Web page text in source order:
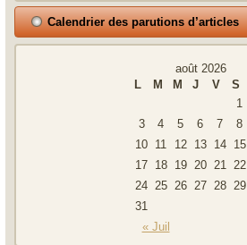
Calendrier des parutions d’articles
août 2026
L
M M J V S
« Juil
1
3
4 5 6 7 8
10 11 12 13 14 15
17 18 19 20 21 22
24 25 26 27 28 29
31